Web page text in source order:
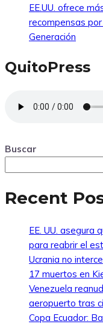
EE.UU. ofrece
recompensas
Generación
QuitoPress
Buscar
Recent
EE. UU. asegura
para reabrir el
Ucrania no
17 muertos en
Venezuela
aeropuerto tras
Copa Ecuador: